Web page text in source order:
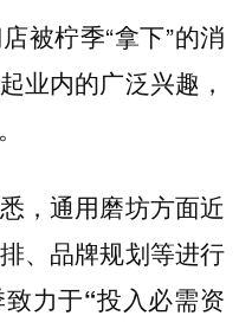
被柠季“拿下”的消
业内的广泛兴趣，
，通用磨坊方面近
、品牌规划等进行
力于“投入必需资